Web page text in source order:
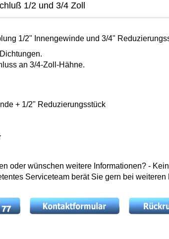
1/2 und 3/4 Zoll
1/2" Innengewinde und 3/4"
an 3/4-Zoll-Hähne.
+ 1/2" Reduzierungsstück
oder wünschen weitere Informationen? -
Serviceteam berät Sie gern bei weiteren